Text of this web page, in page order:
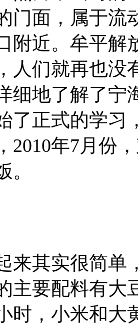
门面，属于流
附近。牟平解
人们就再也没
细地了解了宁
了正式的学习
2010年7月份
。
来其实很简单
主要配料有大
时，小米和大